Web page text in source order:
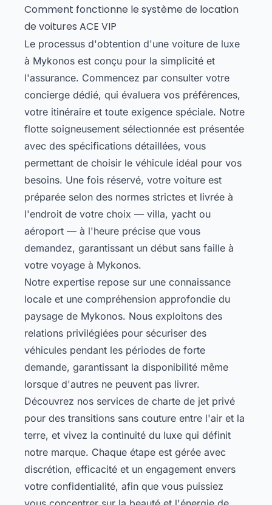
Comment fonctionne le système de location
de voitures ACE VIP
Le processus d'obtention d'une voiture de luxe
à Mykonos est conçu pour la simplicité et
l'assurance. Commencez par consulter votre
concierge dédié, qui évaluera vos préférences,
votre itinéraire et toute exigence spéciale. Notre
flotte soigneusement sélectionnée est présentée
avec des spécifications détaillées, vous
permettant de choisir le véhicule idéal pour vos
besoins. Une fois réservé, votre voiture est
préparée selon des normes strictes et livrée à
l'endroit de votre choix — villa, yacht ou
aéroport — à l'heure précise que vous
demandez, garantissant un début sans faille à
votre voyage à Mykonos.
Notre expertise repose sur une connaissance
locale et une compréhension approfondie du
paysage de Mykonos. Nous exploitons des
relations privilégiées pour sécuriser des
véhicules pendant les périodes de forte
demande, garantissant la disponibilité même
lorsque d'autres ne peuvent pas livrer.
Découvrez nos services de charte de jet privé
pour des transitions sans couture entre l'air et la
terre, et vivez la continuité du luxe qui définit
notre marque. Chaque étape est gérée avec
discrétion, efficacité et un engagement envers
votre confidentialité, afin que vous puissiez